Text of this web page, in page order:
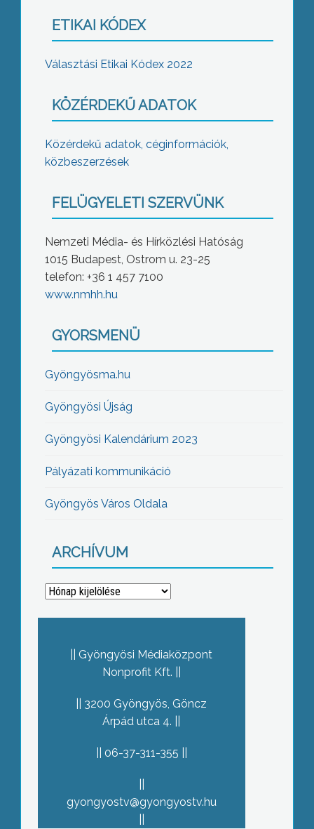
ETIKAI KÓDEX
Választási Etikai Kódex 2022
KÖZÉRDEKŰ ADATOK
Közérdekű adatok, céginformációk,
közbeszerzések
FELÜGYELETI SZERVÜNK
Nemzeti Média- és Hírközlési Hatóság
1015 Budapest, Ostrom u. 23-25
telefon: +36 1 457 7100
www.nmhh.hu
GYORSMENÜ
Gyöngyösma.hu
Gyöngyösi Újság
Gyöngyösi Kalendárium 2023
Pályázati kommunikáció
Gyöngyös Város Oldala
ARCHÍVUM
Archívum
Gyöngyösi Médiaközpont
Nonprofit Kft.
3200 Gyöngyös, Göncz
Árpád utca 4.
06-37-311-355
gyongyostv@gyongyostv.hu